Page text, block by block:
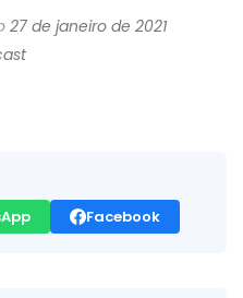
27 de janeiro de 2021
Facebook